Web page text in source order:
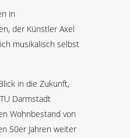
in
der Künstler Axel
musikalisch selbst
in die Zukunft,
Darmstadt
Wohnbestand von
50er Jahren weiter